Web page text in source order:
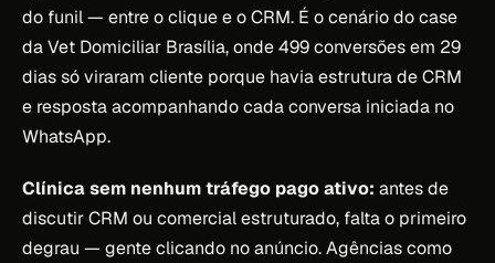
do funil — entre o clique e o CRM. É o cenário do case
da Vet Domiciliar Brasília, onde 499 conversões em 29
dias só viraram cliente porque havia estrutura de CRM
e resposta acompanhando cada conversa iniciada no
WhatsApp.
Clínica sem nenhum tráfego pago ativo: antes de
discutir CRM ou comercial estruturado, falta o primeiro
degrau — gente clicando no anúncio. Agências como